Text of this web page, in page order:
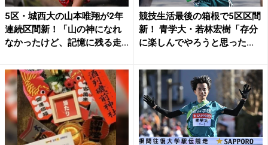
5区・城西大の山本唯翔が2年
連続区間新！「山の神になれ
なかったけど、記憶に残る走...
競技生活最後の箱根で5区区間
新！ 青学大・若林宏樹「存分
に楽しんでやろうと思った...